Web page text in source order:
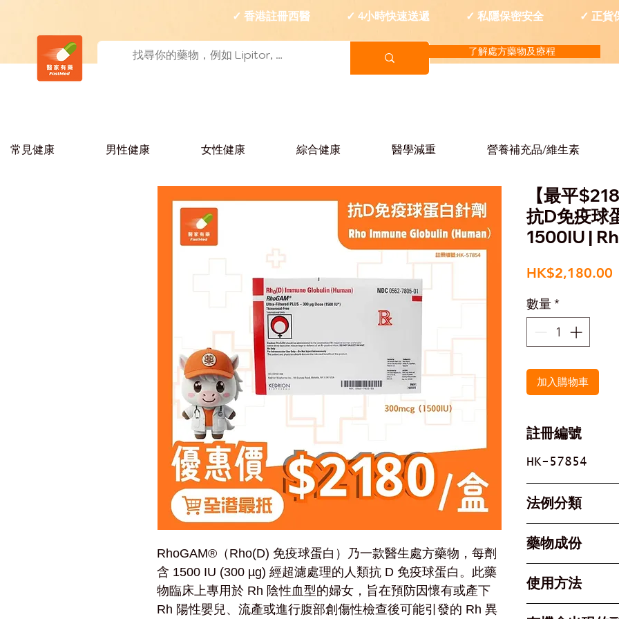
✓ 香港註冊西醫 ✓ 4小時快速送遞 ✓ 私隱保密安全 ✓ 正貨
了解處方藥物及療程
常見健康 男性健康 女性健康 綜合健康 醫學減重 營養補充品/維生素
RhoGAM®（Rho(D) 免疫球蛋白）乃一款醫生處方藥物，每劑
含 1500 IU (300 µg) 經超濾處理的人類抗 D 免疫球蛋白。此藥
物臨床上專用於 Rh 陰性血型的婦女，旨在預防因懷有或產下
Rh 陽性嬰兒、流產或進行腹部創傷性檢查後可能引發的 Rh 異
【最平
抗D免疫球
1500IU |
HK$2,180.00
數量*
加入購物車
註冊編號
HK-57854
法例分類
Schedule 3
藥物成份
(Human)
使用方法